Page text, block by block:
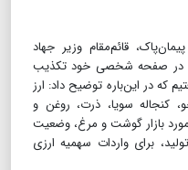
قائم‌مقام وزیر جهاد
را در صفحه شخصی خود تکذیب
که در این‌باره توضیح داد: ارز
گندم، جو، کنجاله سویا، ذرت، روغن و
بازار گوشت و مرغ، وضعیت
برای واردات سهمیه ارزی